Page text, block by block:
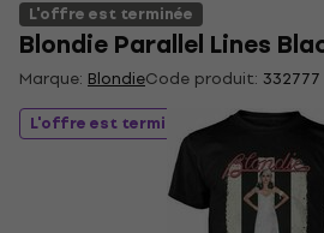
L'offre est terminée
Blondie Parallel Lines
Marque: BlondieCode produit: 332777
L'offre est terminée